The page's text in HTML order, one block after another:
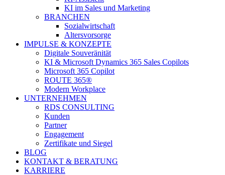
KI im Sales und Marketing
BRANCHEN
Sozialwirtschaft
Altersvorsorge
IMPULSE & KONZEPTE
Digitale Souveränität
KI & Microsoft Dynamics 365 Sales Copilots
Microsoft 365 Copilot
ROUTE 365®
Modern Workplace
UNTERNEHMEN
RDS CONSULTING
Kunden
Partner
Engagement
Zertifikate und Siegel
BLOG
KONTAKT & BERATUNG
KARRIERE